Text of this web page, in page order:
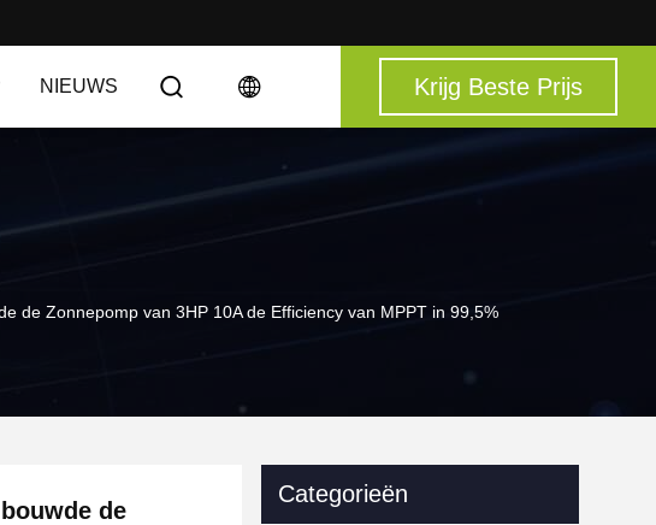
NIEUWS Krijg Beste Prijs
de Zonnepomp van 3HP 10A de Efficiency van MPPT in 99,5%
de
Categorieën